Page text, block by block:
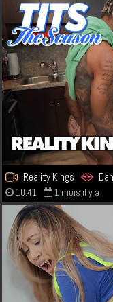
Reality Kings
10:41 1 mois il y a